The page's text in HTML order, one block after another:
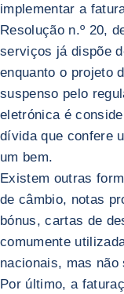
implementar a
Resolução n.º 20,
serviços já dispõe
enquanto o projeto
suspenso pelo
eletrónica é
dívida que confere
um bem.
Existem outras
de câmbio, notas
bónus, cartas de
comumente
nacionais, mas
Por último, a